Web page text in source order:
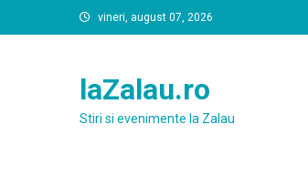
to
vineri, august 07, 2026
laZalau.ro
Stiri si evenimente la Zalau